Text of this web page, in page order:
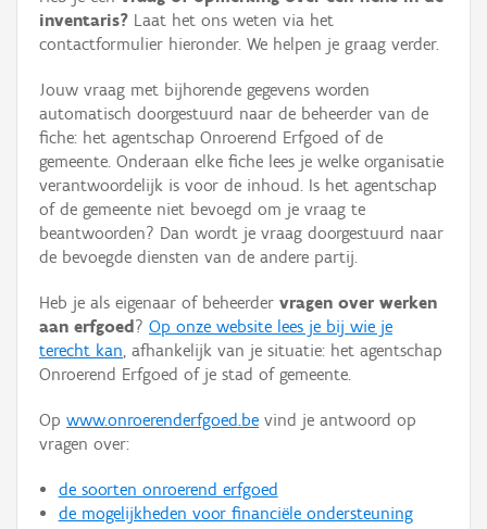
Erfgoedobject
Aanduidingsobject
Waarneming
Thema
Gebeurtenis
Persoon of collectief
Hergebruik
Aanmelden
inventaris? Laat het ons weten via het
contactformulier hieronder. We helpen je graag verder.
Jouw vraag met bijhorende gegevens worden
automatisch doorgestuurd naar de beheerder van de
fiche: het agentschap Onroerend Erfgoed of de
gemeente. Onderaan elke fiche lees je welke organisatie
verantwoordelijk is voor de inhoud. Is het agentschap
of de gemeente niet bevoegd om je vraag te
beantwoorden? Dan wordt je vraag doorgestuurd naar
de bevoegde diensten van de andere partij.
Heb je als eigenaar of beheerder vragen over werken
aan erfgoed ? Op onze website lees je bij wie je
terecht kan, afhankelijk van je situatie: het agentschap
Onroerend Erfgoed of je stad of gemeente.
Op www.onroerenderfgoed.be vind je antwoord op
vragen over:
de soorten onroerend erfgoed
de mogelijkheden voor financiële ondersteuning